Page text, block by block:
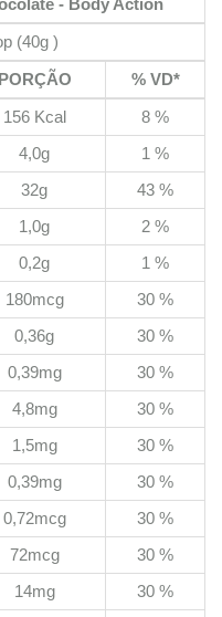
- Body Action
(40g )
PORÇÃO
% VD*
156 Kcal
8 %
4,0g
1 %
32g
43 %
1,0g
2 %
0,2g
1 %
180mcg
30 %
0,36g
30 %
0,39mg
30 %
4,8mg
30 %
1,5mg
30 %
0,39mg
30 %
0,72mcg
30 %
72mcg
30 %
14mg
30 %